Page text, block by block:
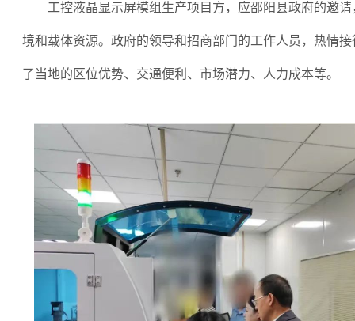
工控液晶显示屏模组生产项目方，应邵阳县政府的邀请
境和载体资源。政府的领导和招商部门的工作人员，热情
了当地的区位优势、交通便利、市场潜力、人力成本等。